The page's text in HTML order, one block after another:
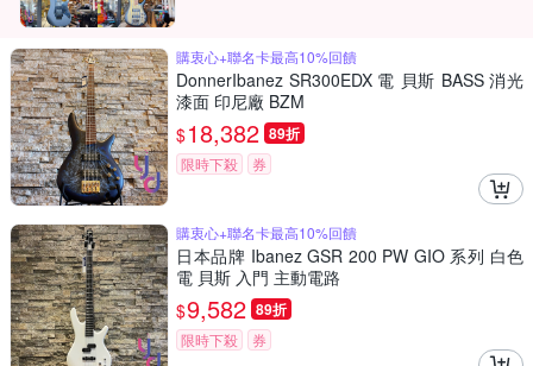
購衷心+聯名卡最高10%回饋
DonnerIbanez SR300EDX 電 貝斯 BASS 消光
漆面 印尼廠 BZM
$18,382 89折
限時下殺 券
購衷心+聯名卡最高10%回饋
日本品牌 Ibanez GSR 200 PW GIO 系列 白色
電 貝斯 入門 主動電路
$9,582 89折
限時下殺 券